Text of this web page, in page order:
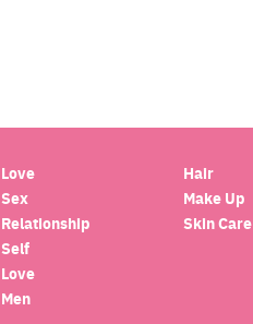
Love
Sex
Relationship
Self
Love
Men
Hair
Make Up
Skin Care